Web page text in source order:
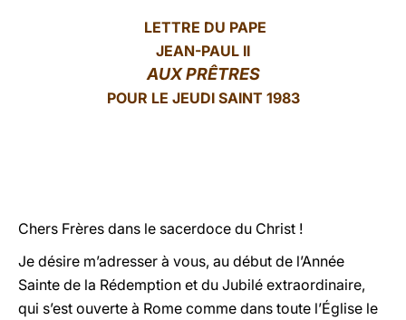
LETTRE DU PAPE
JEAN-PAUL II
AUX PRÊTRES
POUR LE JEUDI SAINT 1983
Chers Frères dans le sacerdoce du Christ !
Je désire m’adresser à vous, au début de l’Année
Sainte de la Rédemption et du Jubilé extraordinaire,
qui s’est ouverte à Rome comme dans toute l’Église le